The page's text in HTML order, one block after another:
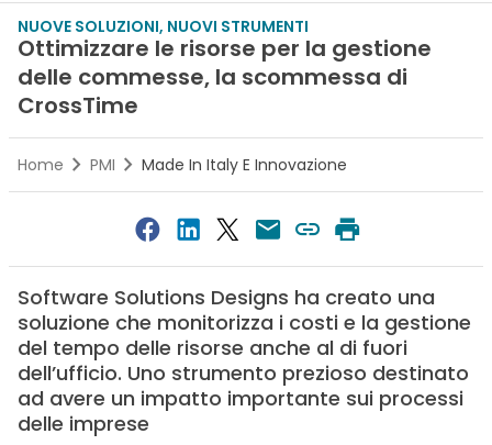
NUOVE SOLUZIONI, NUOVI STRUMENTI
Ottimizzare le risorse per la gestione
delle commesse, la scommessa di
CrossTime
Home PMI Made In Italy E Innovazione
Software Solutions Designs ha creato una
soluzione che monitorizza i costi e la gestione
del tempo delle risorse anche al di fuori
dell’ufficio. Uno strumento prezioso destinato
ad avere un impatto importante sui processi
delle imprese